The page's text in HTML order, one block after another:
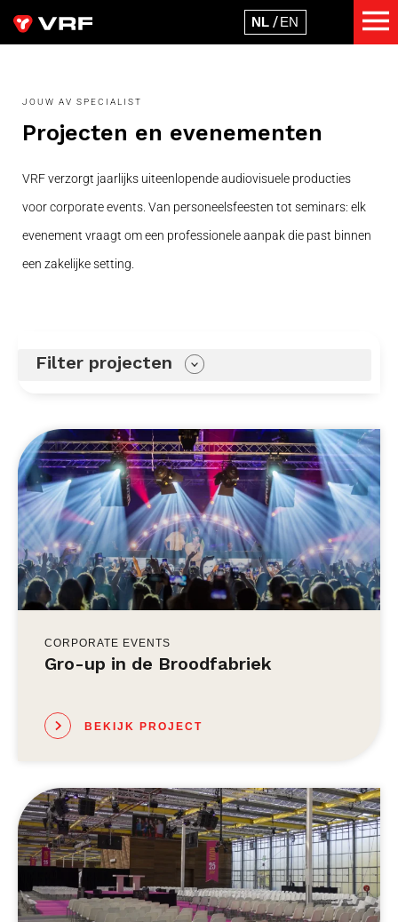
JOUW AV SPECIALIST
Projecten en evenementen
VRF verzorgt jaarlijks uiteenlopende audiovisuele producties
voor corporate events. Van personeelsfeesten tot seminars: elk
evenement vraagt om een professionele aanpak die past binnen
een zakelijke setting.
CORPORATE EVENTS
Gro-up in de Broodfabriek
BEKIJK PROJECT